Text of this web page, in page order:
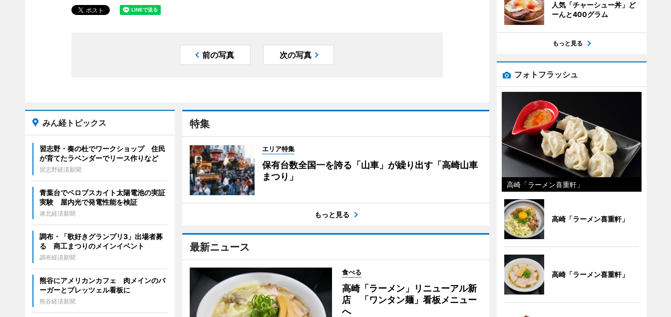
前の写真 次の写真
特集
エリア特集
保有台数全国一を誇る「山車」が繰り出す「高崎山車
まつり」
もっと見る
最新ニュース
食べる
高崎「ラーメン」リニューアル新
店 「ワンタン麺」看板メニュー
へ
みん経トピックス
習志野・奏の杜でワークショップ 住民
が育てたラベンダーでリース作りなど
習志野経済新聞
青葉台でペロブスカイト太陽電池の実証
実験 屋内光で発電性能を検証
港北経済新聞
調布・「歌好きグランプリ3」出場者募
る 商工まつりのメインイベント
調布経済新聞
熊谷にアメリカンカフェ 肉メインのバ
ーガーとプレッツェル看板に
熊谷経済新聞
人気「チャーシュー丼」ど
ーんと400グラム
もっと見る
フォトフラッシュ
高崎「ラーメン喜重軒」
高崎「ラーメン喜重軒」
高崎「ラーメン喜重軒」